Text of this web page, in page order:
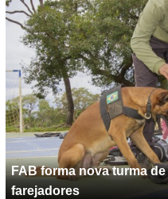
FAB forma nova turma
farejadores